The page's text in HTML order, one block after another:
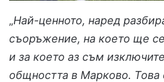
„Най-ценното, наред
съоръжение, на което ще
и за което аз съм
общността в Марково. Това